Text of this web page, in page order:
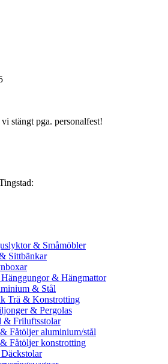
stängt pga. personalfest!
& Småmöbler
Sittbänkar
& Hängmattor
& Stål
Trä & Konstrotting
& Pergolas
& Friluftsstolar
Fåtöljer aluminium/stål
Fåtöljer konstrotting